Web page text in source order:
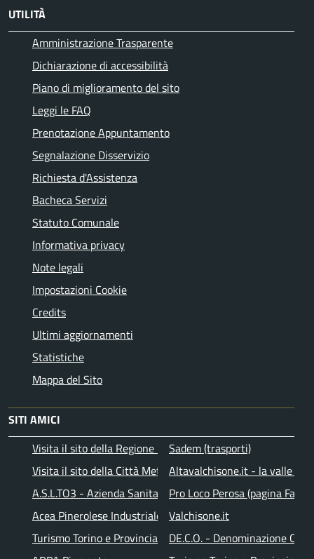
UTILITÀ
Amministrazione Trasparente
Dichiarazione di accessibilità
Piano di miglioramento del sito
Leggi le FAQ
Prenotazione Appuntamento
Segnalazione Disservizio
Richiesta d'Assistenza
Bacheca Servizi
Statuto Comunale
Informativa privacy
Note legali
Impostazioni Cookie
Credits
Ultimi aggiornamenti
Statistiche
Mappa del Sito
SITI AMICI
Visita il sito della Regione Piemonte
Visita il sito della Città Metropolitana di Torino
A.S.L.TO3 - Azienda Sanitaria Locale di Collegno e Pinerolo
Acea Pinerolese Industriale SpA
Turismo Torino e Provincia
Sadem (trasporti)
Altavalchisone.it - la valle del
Pro Loco Perosa (pagina
Valchisone.it
DE.C.O. - Denominazione